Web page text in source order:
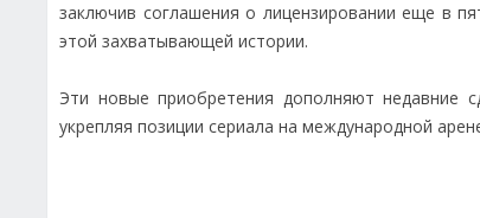
заключив соглашения о лицензировании еще в
этой захватывающей истории.
Эти новые приобретения дополняют недавние
укрепляя позиции сериала на международной